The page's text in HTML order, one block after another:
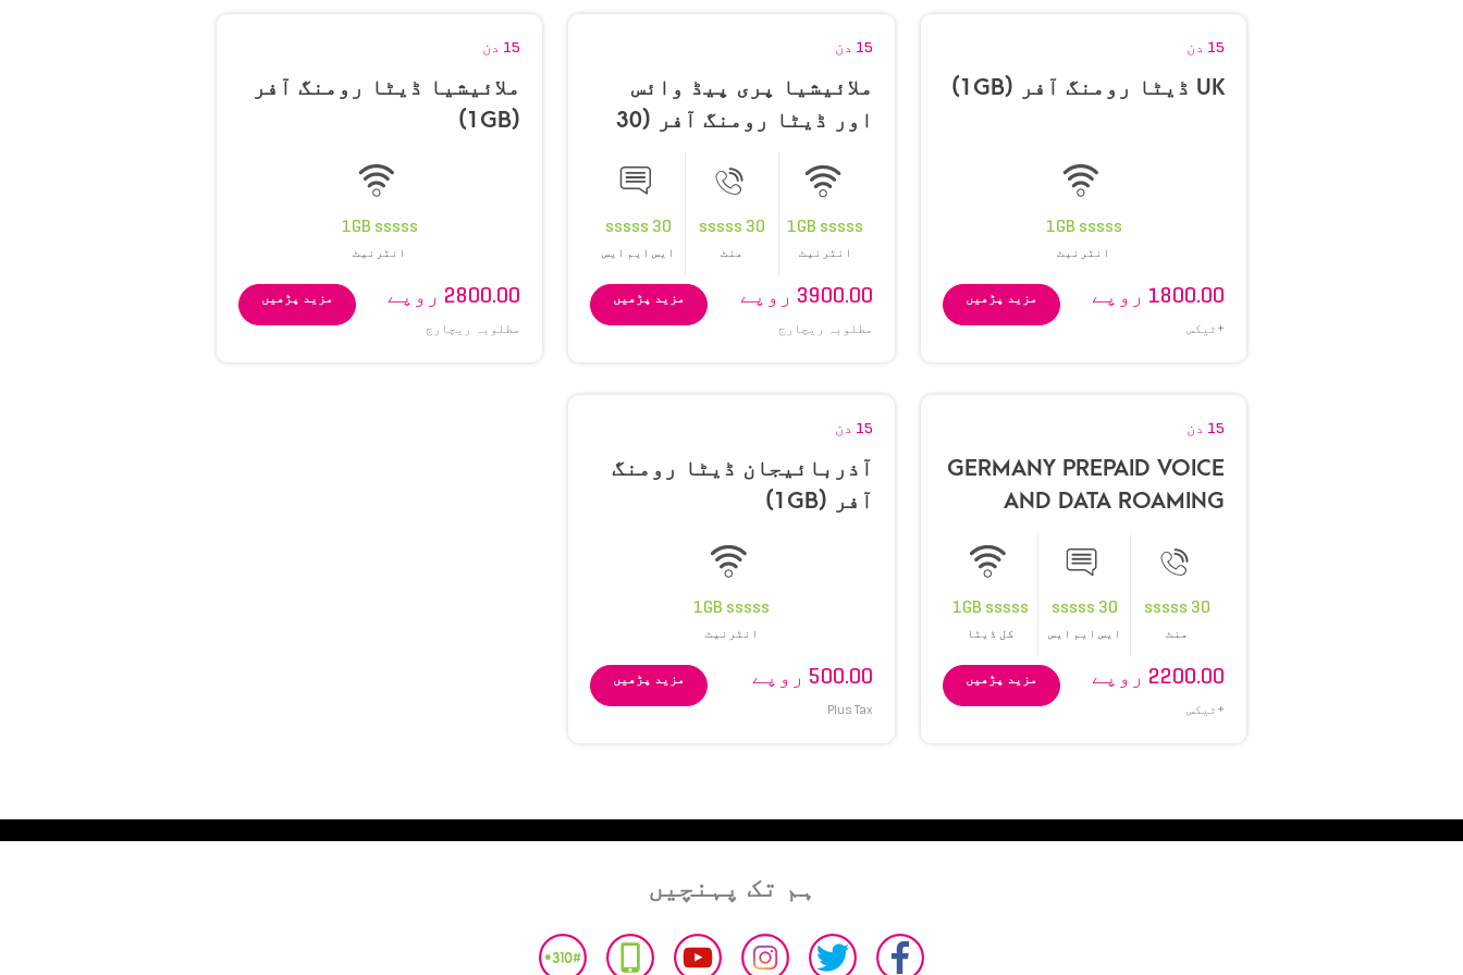
15 دن
UK ڈیٹا رومنگ آفر (1GB)
1GB sssss
انٹرنیٹ
1800.00 روپے
+ٹیکس
مزید پڑھیں
15 دن
ملائیشیا پری پیڈ وائس
اور ڈیٹا رومنگ آفر (30
1GB sssss
انٹرنیٹ
30 sssss
منٹ
30 sssss
ایس ایم ایس
3900.00 روپے
مطلوبہ ریچارج
مزید پڑھیں
15 دن
ملائیشیا ڈیٹا رومنگ آفر
(1GB)
1GB sssss
انٹرنیٹ
2800.00 روپے
مطلوبہ ریچارج
مزید پڑھیں
15 دن
GERMANY PREPAID VOICE
AND DATA ROAMING
SMS AND 1 GB )
30 sssss
منٹ
30 sssss
ایس ایم ایس
1GB sssss
کل ڈیٹا
2200.00 روپے
+ٹیکس
مزید پڑھیں
15 دن
آذربائیجان ڈیٹا رومنگ
آفر (1GB)
1GB sssss
انٹرنیٹ
500.00 روپے
Plus Tax
مزید پڑھیں
ہم تک پہنچیں